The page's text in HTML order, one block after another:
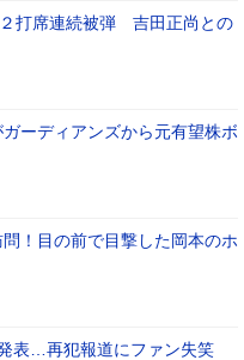
打席連続被弾 吉田正尚との
ーディアンズから元有望株ボ
！目の前で目撃した岡本のホ
表…再犯報道にファン失笑